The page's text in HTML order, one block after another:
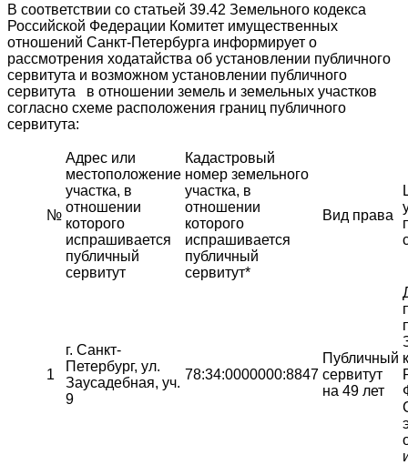
В соответствии со статьей 39.42 Земельного кодекса
Российской Федерации Комитет имущественных
отношений Санкт-Петербурга информирует о
рассмотрения ходатайства об установлении публичного
сервитута и возможном установлении публичного
сервитута в отношении земель и земельных участков
согласно схеме расположения границ публичного
сервитута:
№
Адрес или
местоположение
участка, в
отношении
которого
испрашивается
публичный
сервитут
Кадастровый
номер земельного
участка, в
отношении
которого
испрашивается
публичный
сервитут*
Вид права
1
г. Санкт-
Петербург, ул.
Заусадебная, уч.
9
78:34:0000000:8847
Публичный
сервитут
на 49 лет